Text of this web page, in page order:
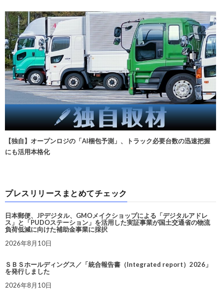
【独自】オープンロジの「AI梱包予測」、トラック必要台数の迅速把握
にも活用本格化
プレスリリースまとめてチェック
日本郵便、JPデジタル、GMOメイクショップによる「デジタルアドレ
ス」と「PUDOステーション」を活用した実証事業が国土交通省の物流
負荷低減に向けた補助金事業に採択
2026年8月10日
ＳＢＳホールディングス／「統合報告書（Integrated report）2026」
を発行しました
2026年8月10日